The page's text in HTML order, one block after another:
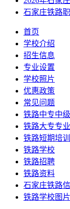
石家庄铁路
首页
学校介绍
招生信息
专业设置
学校照片
优惠政策
常见问题
铁路中专中
铁路大专专业
铁路短期培训
铁路学校
铁路招聘
铁路资料
石家庄铁路
铁路学校图片